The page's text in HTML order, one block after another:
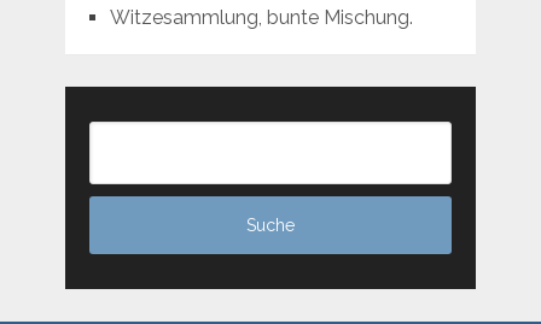
Witzesammlung, bunte Mischung.